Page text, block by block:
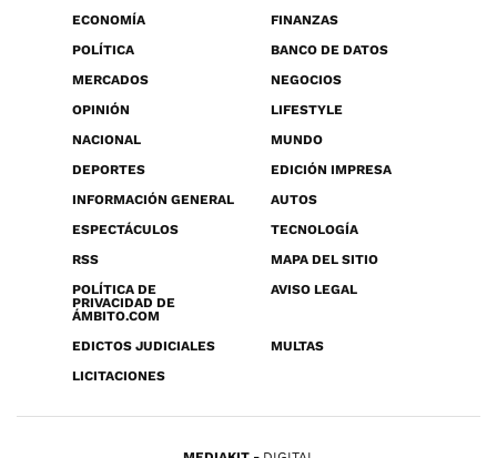
ECONOMÍA
FINANZAS
POLÍTICA
BANCO DE DATOS
MERCADOS
NEGOCIOS
OPINIÓN
LIFESTYLE
NACIONAL
MUNDO
DEPORTES
EDICIÓN IMPRESA
INFORMACIÓN GENERAL
AUTOS
ESPECTÁCULOS
TECNOLOGÍA
RSS
MAPA DEL SITIO
POLÍTICA DE
PRIVACIDAD DE
ÁMBITO.COM
AVISO LEGAL
EDICTOS JUDICIALES
MULTAS
LICITACIONES